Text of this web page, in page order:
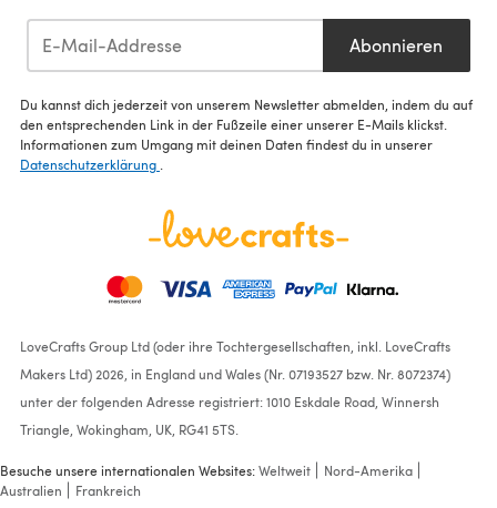
Abonnieren
Du kannst dich jederzeit von unserem Newsletter abmelden, indem du auf
den entsprechenden Link in der Fußzeile einer unserer E-Mails klickst.
Informationen zum Umgang mit deinen Daten findest du in unserer
Datenschutzerklärung
LoveCrafts Group Ltd (oder ihre Tochtergesellschaften, inkl. LoveCrafts
Makers Ltd) 2026, in England und Wales (Nr. 07193527 bzw. Nr. 8072374)
unter der folgenden Adresse registriert: 1010 Eskdale Road, Winnersh
Triangle, Wokingham, UK, RG41 5TS.
Besuche unsere internationalen Websites:Weltweit
Nord-Amerika
Australien
Frankreich